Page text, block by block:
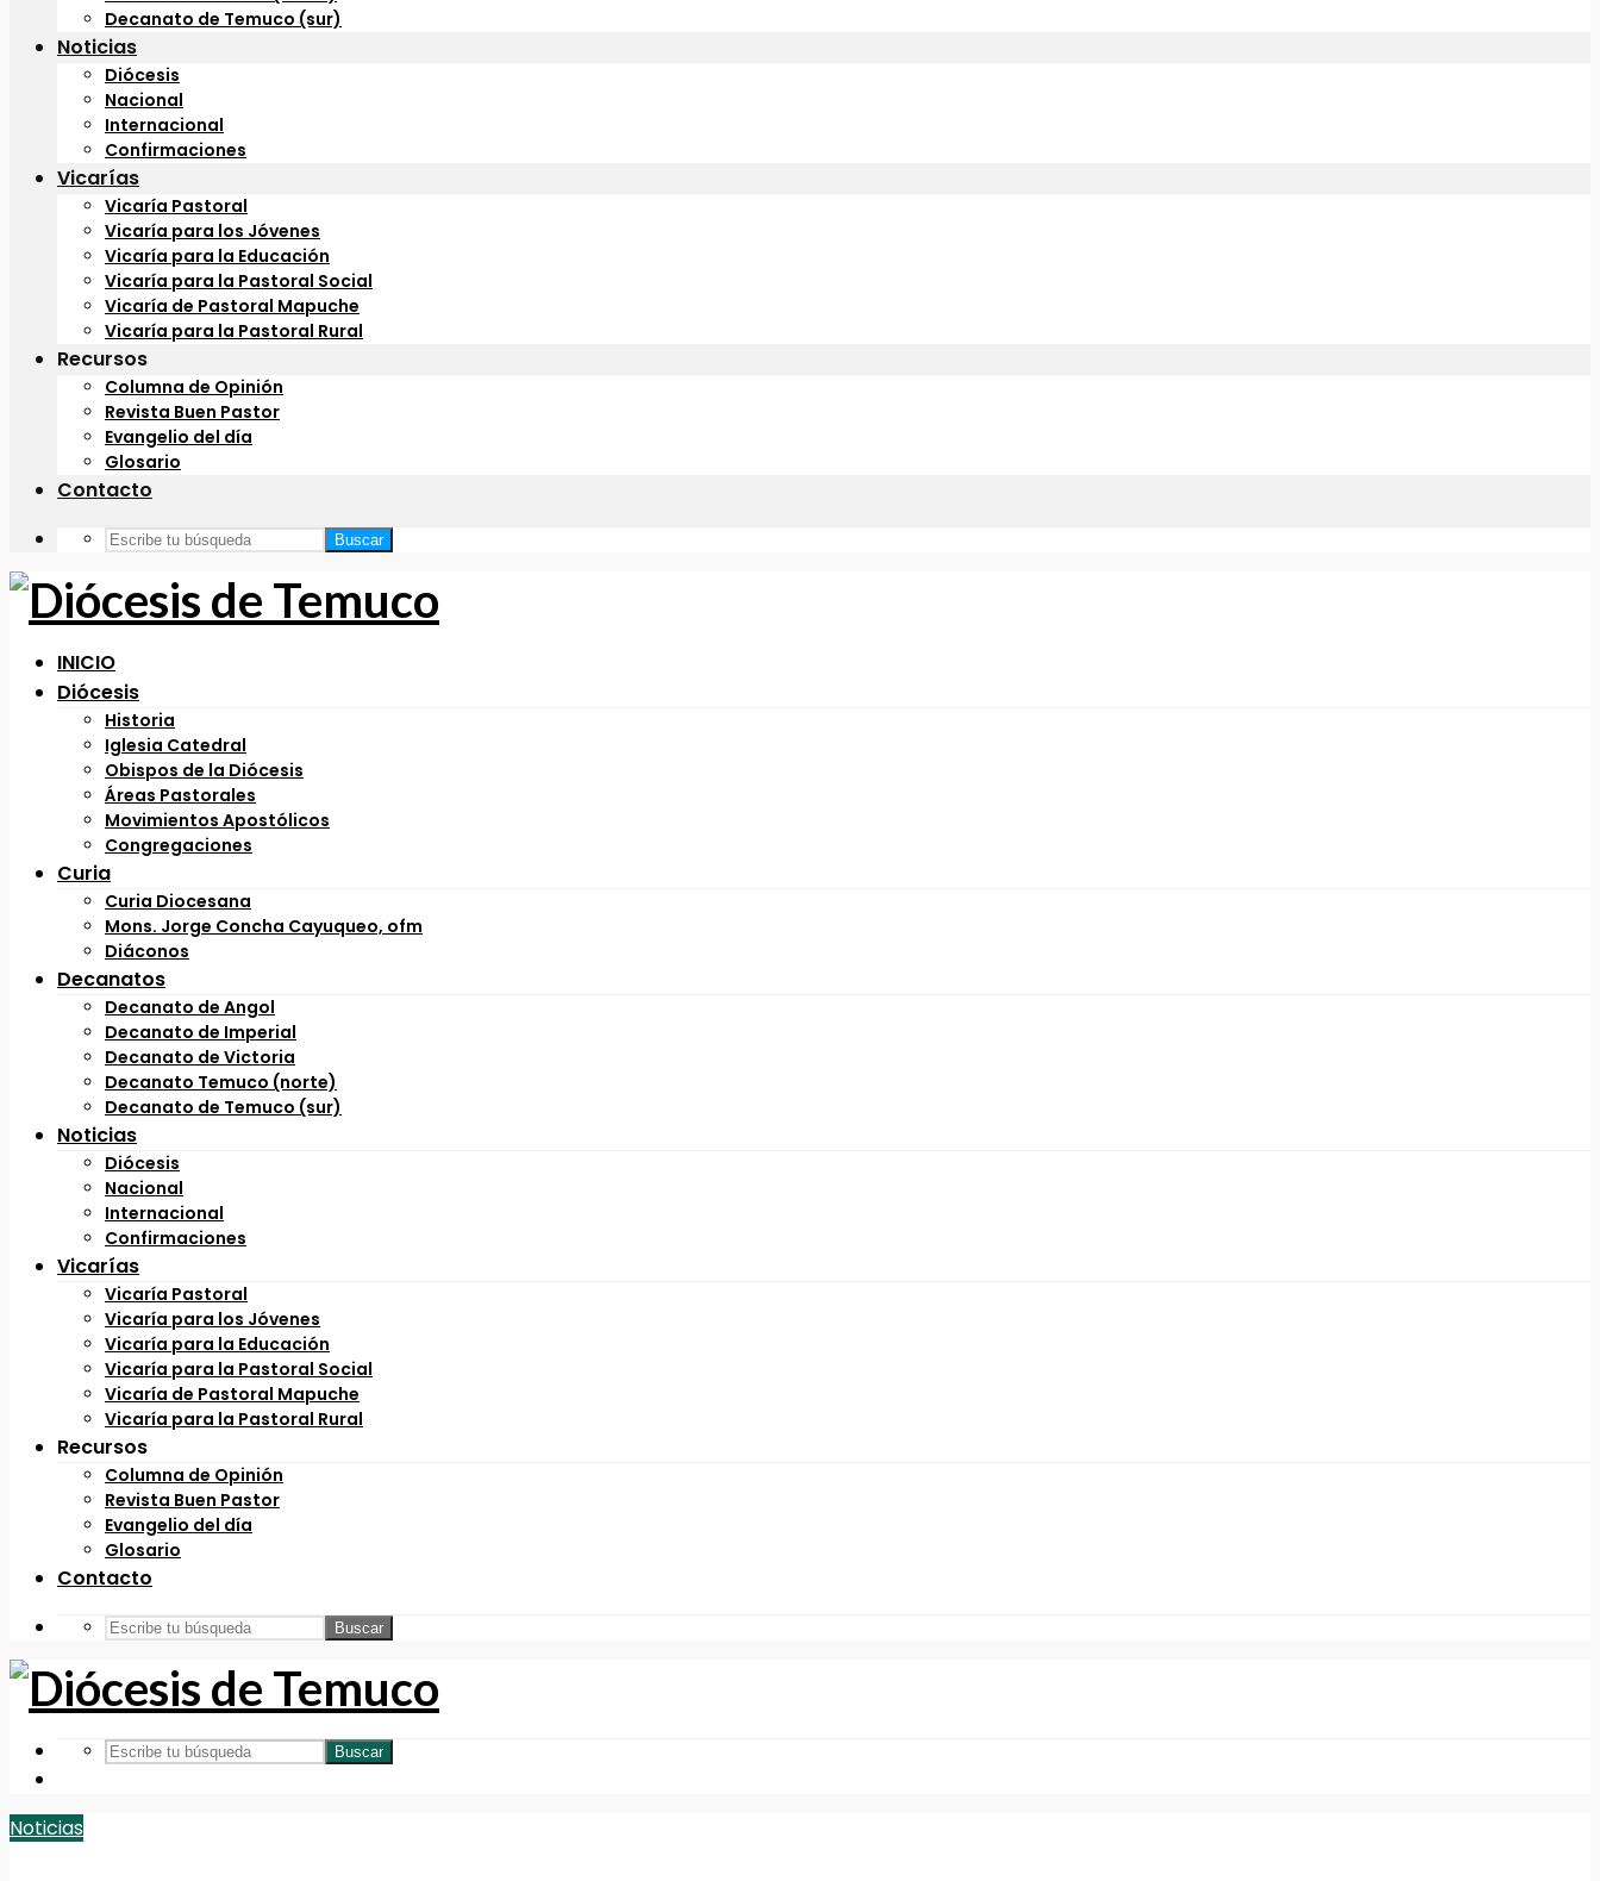
Decanato de Temuco (sur)
Noticias
Diócesis
Nacional
Internacional
Confirmaciones
Vicarías
Vicaría Pastoral
Vicaría para los Jóvenes
Vicaría para la Educación
Vicaría para la Pastoral Social
Vicaría de Pastoral Mapuche
Vicaría para la Pastoral Rural
Recursos
Columna de Opinión
Revista Buen Pastor
Evangelio del día
Glosario
Contacto
Buscar
INICIO
Diócesis
Historia
Iglesia Catedral
Obispos de la Diócesis
Áreas Pastorales
Movimientos Apostólicos
Congregaciones
Curia
Curia Diocesana
Mons. Jorge Concha Cayuqueo, ofm
Diáconos
Decanatos
Decanato de Angol
Decanato de Imperial
Decanato de Victoria
Decanato Temuco (norte)
Decanato de Temuco (sur)
Noticias
Diócesis
Nacional
Internacional
Confirmaciones
Vicarías
Vicaría Pastoral
Vicaría para los Jóvenes
Vicaría para la Educación
Vicaría para la Pastoral Social
Vicaría de Pastoral Mapuche
Vicaría para la Pastoral Rural
Recursos
Columna de Opinión
Revista Buen Pastor
Evangelio del día
Glosario
Contacto
Buscar
Buscar
Noticias